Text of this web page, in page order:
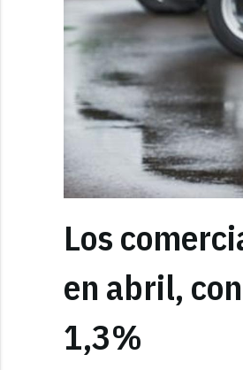
Los
en abril,
1,3%